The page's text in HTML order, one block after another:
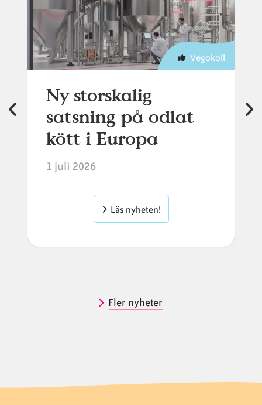
Vegokoll
Ny storskalig
satsning på odlat
kött i Europa
1 juli 2026
Läs nyheten!
Fler nyheter